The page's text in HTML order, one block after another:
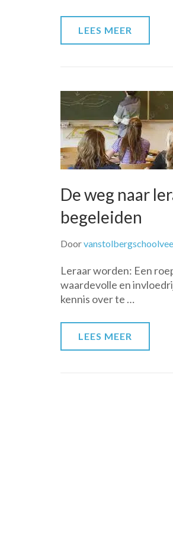
LEES MEER
De weg naar
begeleiden
Door
Leraar worden: Een
waardevolle en
kennis over te …
LEES MEER